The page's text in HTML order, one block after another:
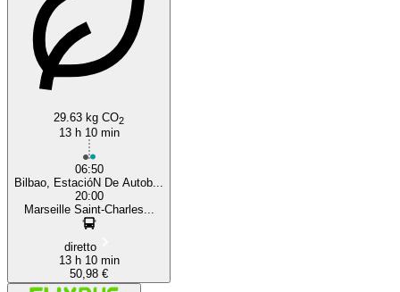
Bilbao
29.63 kg CO2
13 h 10 min
06:50
Bilbao, EstacióN De Autob...
20:00
Marseille Saint-Charles...
diretto
13 h 10 min
50,98 €